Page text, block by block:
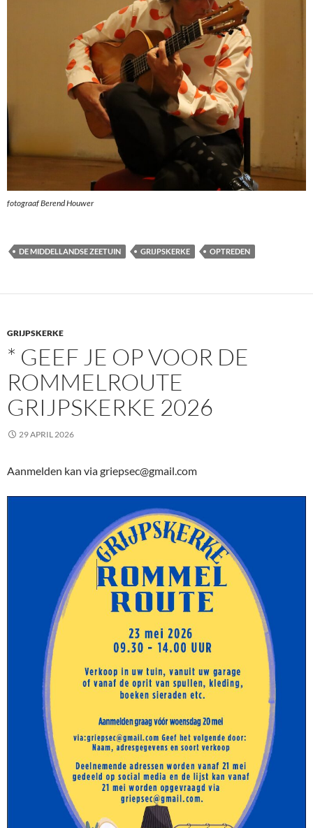
fotograaf Berend Houwer
DE MIDDELLANDSE ZEETUIN GRIJPSKERKE OPTREDEN
GRIJPSKERKE
* GEEF JE OP VOOR DE
ROMMELROUTE
GRIJPSKERKE 2026
29 APRIL 2026
Aanmelden kan via griepsec@gmail.com